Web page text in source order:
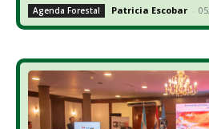
Agenda Forestal Patricia Escobar -